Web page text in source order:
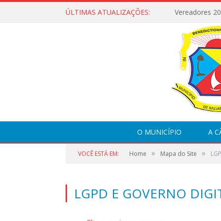
ÚLTIMAS ATUALIZAÇÕES: Vereadores
O MUNICÍPIO A
VOCÊ ESTÁ EM: Home » Mapa do Site »
LGPD E GOVERNO